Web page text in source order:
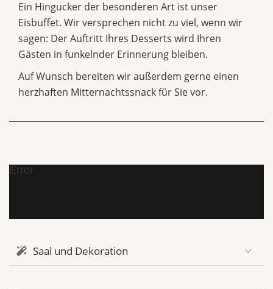
Ein Hingucker der besonderen Art ist unser
Eisbuffet. Wir versprechen nicht zu viel, wenn wir
sagen: Der Auftritt Ihres Desserts wird Ihren
Gästen in funkelnder Erinnerung bleiben.
Auf Wunsch bereiten wir außerdem gerne einen
herzhaften Mitternachtssnack für Sie vor.
Error
Saal und Dekoration